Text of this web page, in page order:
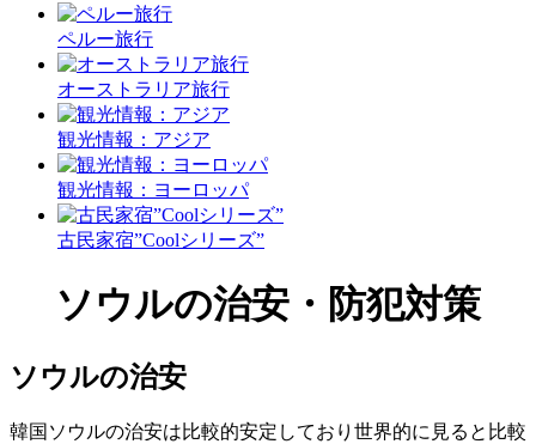
ペルー旅行
オーストラリア旅行
観光情報：アジア
観光情報：ヨーロッパ
古民家宿”Coolシリーズ”
ソウルの治安・防犯対策
ソウルの治安
韓国ソウルの治安は比較的安定しており世界的に見ると比較